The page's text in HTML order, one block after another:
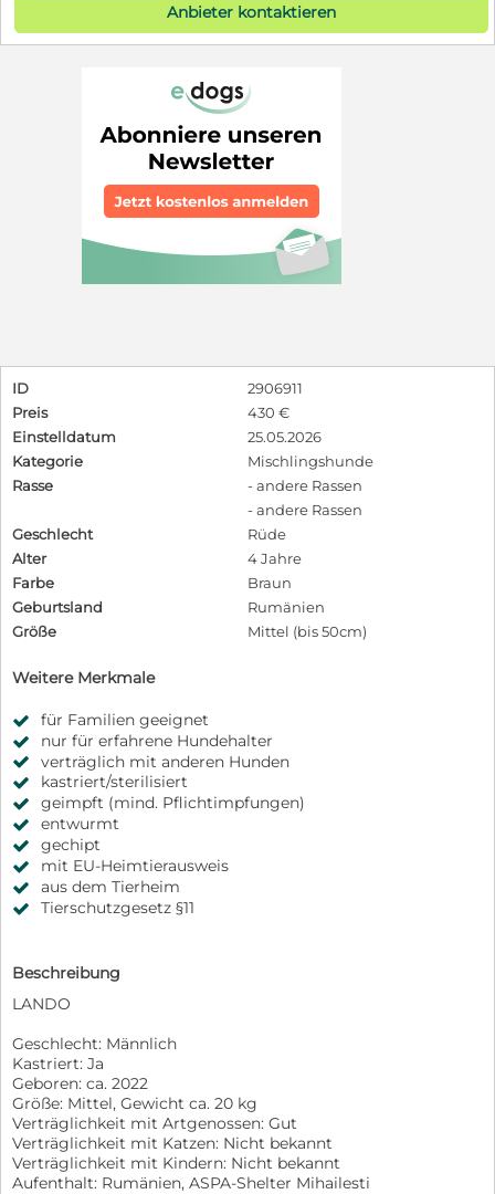
Anbieter kontaktieren
ID
2906911
Preis
430 €
Einstelldatum
25.05.2026
Kategorie
Mischlingshunde
Rasse
- andere Rassen
- andere Rassen
Geschlecht
Rüde
Alter
4 Jahre
Farbe
Braun
Geburtsland
Rumänien
Größe
Mittel (bis 50cm)
Weitere Merkmale
für Familien geeignet
nur für erfahrene Hundehalter
verträglich mit anderen Hunden
kastriert/sterilisiert
geimpft (mind. Pflichtimpfungen)
entwurmt
gechipt
mit EU-Heimtierausweis
aus dem Tierheim
Tierschutzgesetz §11
Beschreibung
LANDO
Geschlecht: Männlich
Kastriert: Ja
Geboren: ca. 2022
Größe: Mittel, Gewicht ca. 20 kg
Verträglichkeit mit Artgenossen: Gut
Verträglichkeit mit Katzen: Nicht bekannt
Verträglichkeit mit Kindern: Nicht bekannt
Aufenthalt: Rumänien, ASPA-Shelter Mihailesti